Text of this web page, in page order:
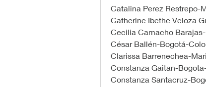
Catalina Perez Restrepo-
Catherine Ibethe Veloza
Cecilia Camacho
César Ballén-Bogotá-
Clarissa Barrenechea-
Constanza Gaitan-
Constanza Santacruz-